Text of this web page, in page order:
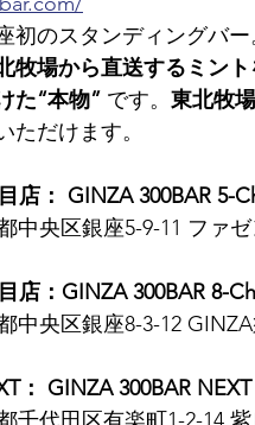
初のスタンディングバ
牧場から直送するミン
た“本物” です。 東北牧
ただけます。
店： GINZA 300BAR 5-
中央区銀座5-9-11 ファ
店：GINZA 300BAR 8-
中央区銀座8-3-12
： GINZA 300BAR NEXT